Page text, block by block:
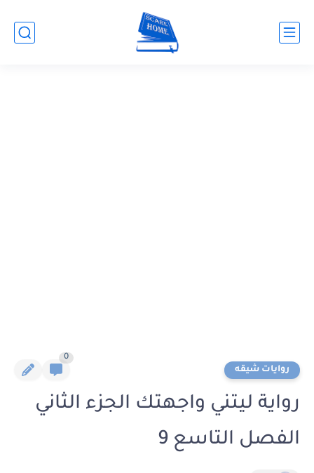
روايات شيقه
0
رواية ليتني واجهتك الجزء الثاني
الفصل التاسع 9